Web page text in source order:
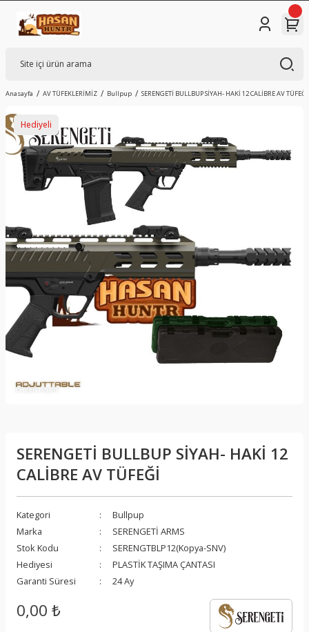
Anasayfa AV TÜFEKLERİMİZ Bullpup SERENGETİ BULLBUP SİYAH- HAKİ 12 CALİBRE AV TÜFEĞİ
Hediyeli
SERENGETİ BULLBUP SİYAH- HAKİ 12
CALİBRE AV TÜFEĞİ
Kategori
Bullpup
Marka
SERENGETİ ARMS
Stok Kodu
SERENGTBLP12(Kopya-SNV)
Hediyesi
PLASTİK TAŞIMA ÇANTASI
Garanti Süresi
24 Ay
0,00 ₺